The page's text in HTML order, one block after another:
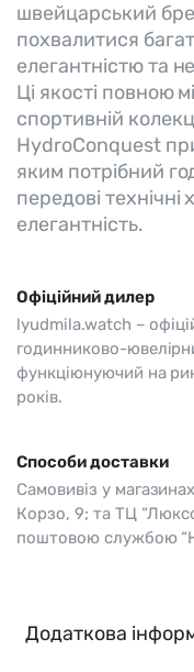
швейцарський
похвалитися
елегантністю та
Ці якості повною
спортивній
HydroConquest
яким потрібний
передові
елегантність.
Офіційний дилер
lyudmila.watch –
годинниково-
функціюнуючий на
років.
Способи доставки
Самовивіз у
Корзо, 9; та ТЦ
поштовою службою
Додаткова